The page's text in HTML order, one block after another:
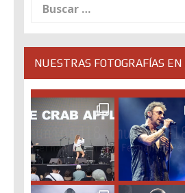
NUESTRAS FOTOGRAFÍAS